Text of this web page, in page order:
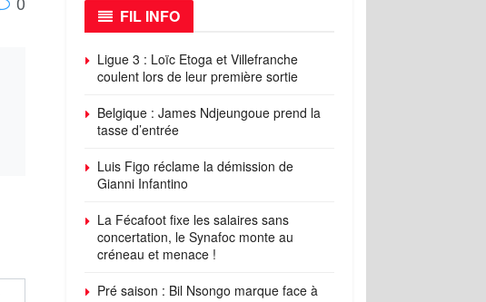
FIL INFO
Ligue 3 : Loïc Etoga et Villefranche
coulent lors de leur première sortie
Belgique : James Ndjeungoue prend la
tasse d’entrée
Luis Figo réclame la démission de
Gianni Infantino
La Fécafoot fixe les salaires sans
concertation, le Synafoc monte au
créneau et menace !
Pré saison : Bil Nsongo marque face à